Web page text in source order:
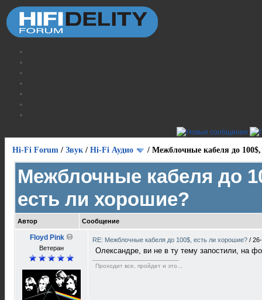
Hi-Fi Forum / Звук / Hi-Fi Аудио / Межблочные кабеля до 100$,
Межблочные кабеля до
есть ли хорошие?
Автор Сообщение
Floyd Pink
Ветеран
RE: Межблочные кабеля до 100$, есть ли хорошие? /
Олександре, ви не в ту тему запостили, на
Проходит все, пройдет и это...